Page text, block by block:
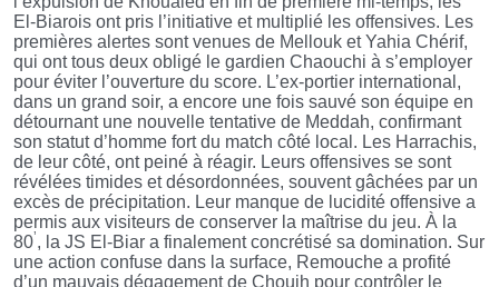
El-Biarois ont pris l’initiative et multiplié les offensives. Les
premières alertes sont venues de Mellouk et Yahia Chérif,
qui ont tous deux obligé le gardien Chaouchi à s’employer
pour éviter l’ouverture du score. L’ex-portier international,
dans un grand soir, a encore une fois sauvé son équipe en
détournant une nouvelle tentative de Meddah, confirmant
son statut d’homme fort du match côté local. Les Harrachis,
de leur côté, ont peiné à réagir. Leurs offensives se sont
révélées timides et désordonnées, souvent gâchées par un
excès de précipitation. Leur manque de lucidité offensive a
permis aux visiteurs de conserver la maîtrise du jeu. À la
80’, la JS El-Biar a finalement concrétisé sa domination. Sur
une action confuse dans la surface, Remouche a profité
d’un mauvais dégagement de Chouih pour contrôler le